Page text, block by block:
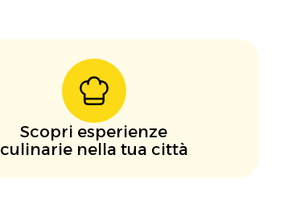
Scopri esperienze
culinarie nella tua città